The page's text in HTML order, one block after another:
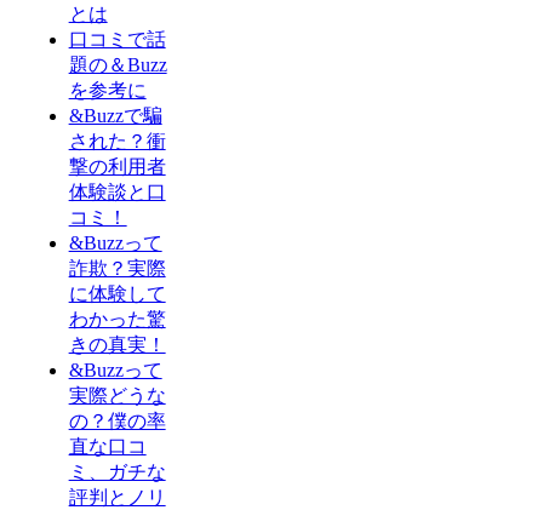
とは
口コミで話
題の＆Buzz
を参考に
&Buzzで騙
された？衝
撃の利用者
体験談と口
コミ！
&Buzzって
詐欺？実際
に体験して
わかった驚
きの真実！
&Buzzって
実際どうな
の？僕の率
直な口コ
ミ、ガチな
評判とノリ